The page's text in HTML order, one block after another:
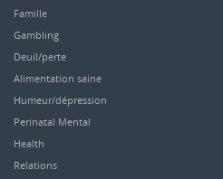
Famille
Gambling
Deuil/perte
Alimentation saine
Humeur/dépression
Perinatal Mental
Health
Relations